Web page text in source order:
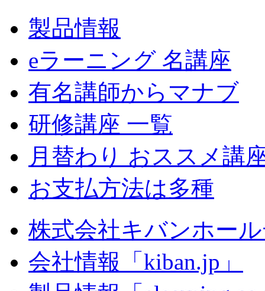
製品情報
eラーニング 名講座
有名講師からマナブ
研修講座 一覧
月替わり おススメ講
お支払方法は多種
株式会社キバンホー
会社情報「kiban.jp」